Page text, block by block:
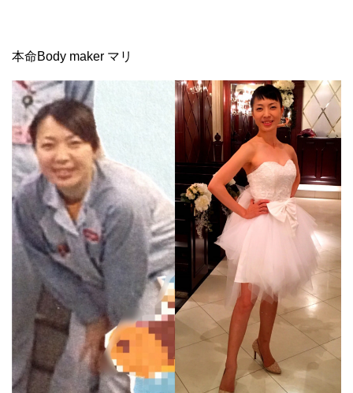
本命Body maker マリ